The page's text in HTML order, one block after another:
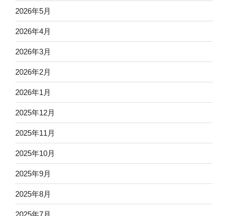
2026年5月
2026年4月
2026年3月
2026年2月
2026年1月
2025年12月
2025年11月
2025年10月
2025年9月
2025年8月
2025年7月